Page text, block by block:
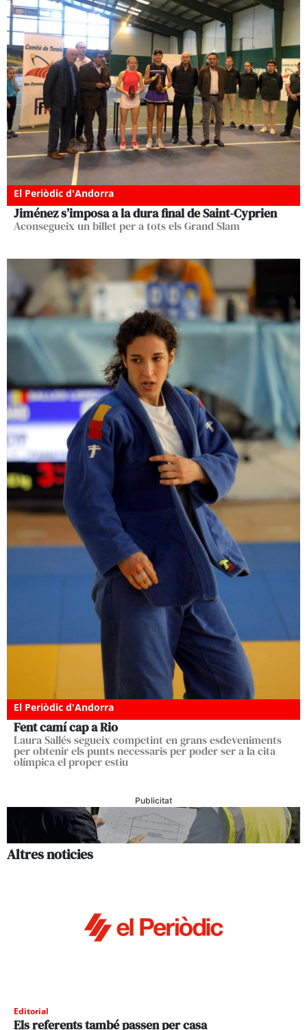
El Periòdic d'Andorra
Jiménez s’imposa a la dura final de Saint-Cyprien
Aconsegueix un billet per a tots els Grand Slam
El Periòdic d'Andorra
Fent camí cap a Rio
Laura Sallés segueix competint en grans esdeveniments
per obtenir els punts necessaris per poder ser a la cita
olímpica el proper estiu
Publicitat
Altres noticies
Editorial
Els referents també passen per casa